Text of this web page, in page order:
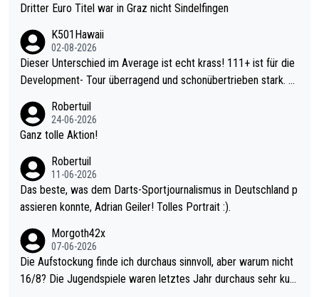
Dritter Euro Titel war in Graz nicht Sindelfingen
K501Hawaii
02-08-2026
Dieser Unterschied im Average ist echt krass! 111+ ist für die
Development- Tour überragend und schonübertrieben stark. U
mal 40+ erst recht. Da gewinnst keinen Blumentopf - ist ja noc
h krasser wie ein Pokalspiel eines Kreisligisten vs einem Bund
Robertuil
24-06-2026
Ganz tolle Aktion!
Robertuil
11-06-2026
Das beste, was dem Darts-Sportjournalismus in Deutschland p
assieren konnte, Adrian Geiler! Tolles Portrait :).
Morgoth42x
07-06-2026
Die Aufstockung finde ich durchaus sinnvoll, aber warum nicht
16/8? Die Jugendspiele waren letztes Jahr durchaus sehr kurz